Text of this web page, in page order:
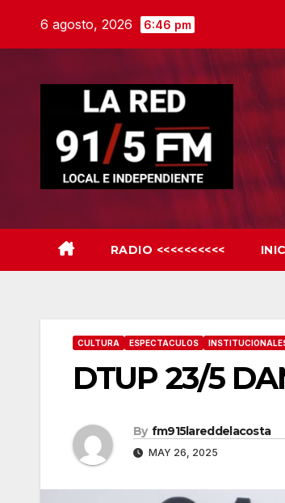
6 agosto, 2026 6:46 pm
RADIO <<<<<<<<<<
CULTURA ESPECTACULOS
DTUP 23/5
By fm915lareddelacosta
MAY 26, 2025